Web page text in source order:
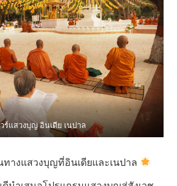
ร์แสวงบุญ อินเดีย เนปาล
ทางแสวงบุญที่อินเดียและเนปาล